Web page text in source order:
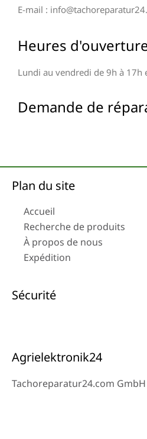
E-mail :
Heures
Lundi au vendredi de 9h à 17h
Demande de
Plan du site
Accueil
Recherche de produits
À propos de nous
Expédition
Sécurité
Agrielektronik24
Tachoreparatur24.com GmbH